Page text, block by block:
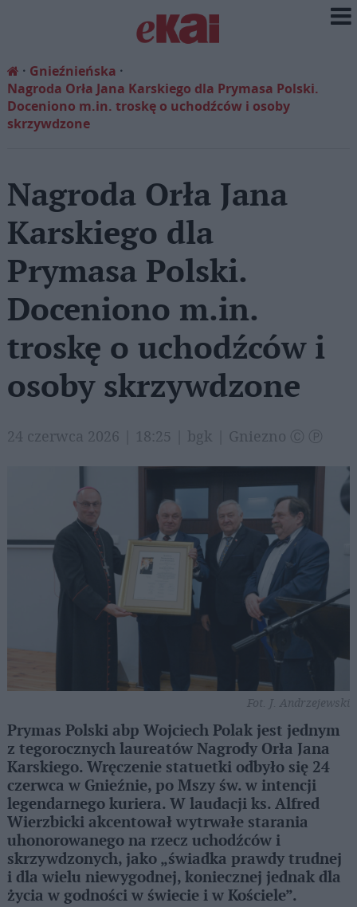
Gnieźnieńska
Nagroda Orła Jana Karskiego dla Prymasa Polski.
Doceniono m.in. troskę o uchodźców i osoby
skrzywdzone
Nagroda Orła Jana
Karskiego dla
Prymasa Polski.
Doceniono m.in.
troskę o uchodźców i
osoby skrzywdzone
24 czerwca 2026 | 18:25 | bgk | Gniezno Ⓒ Ⓟ
Fot. J. Andrzejewski
Prymas Polski abp Wojciech Polak jest jednym
z tegorocznych laureatów Nagrody Orła Jana
Karskiego. Wręczenie statuetki odbyło się 24
czerwca w Gnieźnie, po Mszy św. w intencji
legendarnego kuriera. W laudacji ks. Alfred
Wierzbicki akcentował wytrwałe starania
uhonorowanego na rzecz uchodźców i
skrzywdzonych, jako „świadka prawdy trudnej
i dla wielu niewygodnej, koniecznej jednak dla
życia w godności w świecie i w Kościele”.